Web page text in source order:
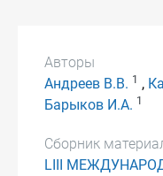
Авторы
Андреев В.В. 1 ,
Барыков И.А. 1
Сборник
LIII